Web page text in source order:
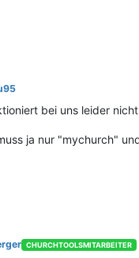
bei uns leider
ja nur "mychurch"
CHURCHTOOLSMITARBEITER